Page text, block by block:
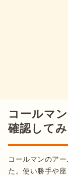
コールマ
確認してみ
コールマンのア
た。使い勝手や